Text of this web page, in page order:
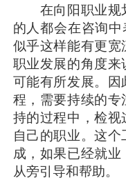
在向阳职业规
的人都会在咨询中
似乎这样能有更
职业发展的角度
可能有所发展。
程，需要持续的
持的过程中，检
自己的职业。这
成，如果已经就
从旁引导和帮助。